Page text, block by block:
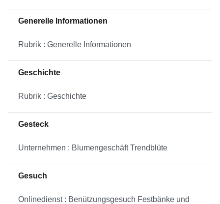
Generelle Informationen
Rubrik : Generelle Informationen
Geschichte
Rubrik : Geschichte
Gesteck
Unternehmen : Blumengeschäft Trendblüte
Gesuch
Onlinedienst : Benützungsgesuch Festbänke und